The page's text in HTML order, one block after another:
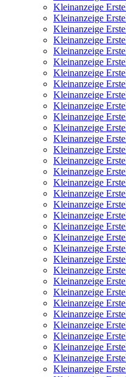
Kleinanzeige
Kleinanzeige
Kleinanzeige
Kleinanzeige
Kleinanzeige
Kleinanzeige
Kleinanzeige
Kleinanzeige
Kleinanzeige
Kleinanzeige
Kleinanzeige
Kleinanzeige
Kleinanzeige
Kleinanzeige
Kleinanzeige
Kleinanzeige
Kleinanzeige
Kleinanzeige
Kleinanzeige
Kleinanzeige
Kleinanzeige
Kleinanzeige
Kleinanzeige
Kleinanzeige
Kleinanzeige
Kleinanzeige
Kleinanzeige
Kleinanzeige
Kleinanzeige
Kleinanzeige
Kleinanzeige
Kleinanzeige
Kleinanzeige
Kleinanzeige